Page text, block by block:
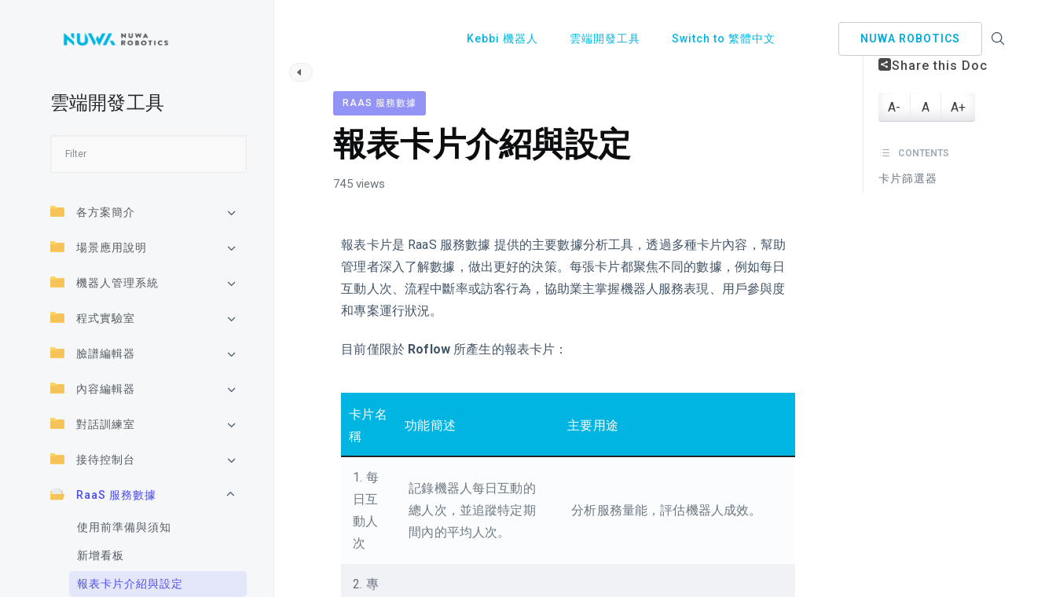
Kebbi 機器人 雲端開發工具 Switch to 繁體中文 NUWA ROBOTICS
雲端開發工具
各方案簡介
場景應用說明
機器人管理系統
程式實驗室
臉譜編輯器
內容編輯器
對話訓練室
接待控制台
RaaS 服務數據
使用前準備與須知
新增看板
報表卡片介紹與設定
RAAS 服務數據
報表卡片介紹與設定
745 views
報表卡片是 RaaS 服務數據 提供的主要數據分析工具，透過多種卡片內容，幫助
管理者深入了解數據，做出更好的決策。每張卡片都聚焦不同的數據，例如每日
互動人次、流程中斷率或訪客行為，協助業主掌握機器人服務表現、用戶參與度
和專案運行狀況。
目前僅限於 Roflow 所產生的報表卡片：
卡片名
稱
功能簡述 主要用途
1. 每
日互
動人
次
記錄機器人每日互動的
總人次，並追蹤特定期
間內的平均人次。
分析服務量能，評估機器人成效。
2. 專
Share this Doc
A- A A+
CONTENTS
卡片篩選器